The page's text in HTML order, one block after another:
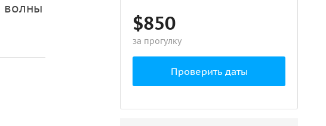
волны
$850
за прогулку
Проверить даты